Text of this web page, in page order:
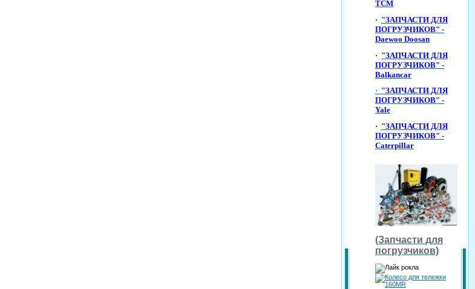
TCM
· "ЗАПЧАСТИ ДЛЯ
ПОГРУЗЧИКОВ" -
Daewoo Doosan
· "ЗАПЧАСТИ ДЛЯ
ПОГРУЗЧИКОВ" -
Balkancar
· "ЗАПЧАСТИ ДЛЯ
ПОГРУЗЧИКОВ" -
Yale
· "ЗАПЧАСТИ ДЛЯ
ПОГРУЗЧИКОВ" -
Caterpillar
(Запчасти для
погрузчиков)